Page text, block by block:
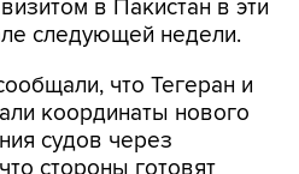
в Пакистан в эти
следующей недели.
что Тегеран и
координаты нового
судов через